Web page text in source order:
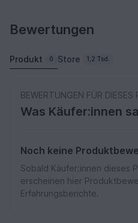
Bewertungen
Produkt 0 Store 1,2 Tsd.
BEWERTUNGEN FÜR DIESES
Was Käufer:innen
Noch keine
Sobald Käufer:innen dieses
erscheinen hier
Erfahrungsberichte.